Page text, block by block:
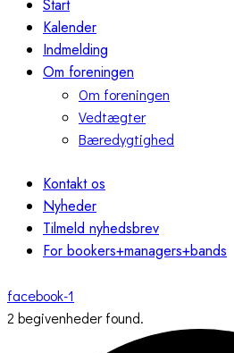
Start
Kalender
Indmelding
Om foreningen
Om foreningen
Vedtægter
Bæredygtighed
Kontakt os
Nyheder
Tilmeld nyhedsbrev
For bookers+managers+bands
facebook-1
2 begivenheder found.